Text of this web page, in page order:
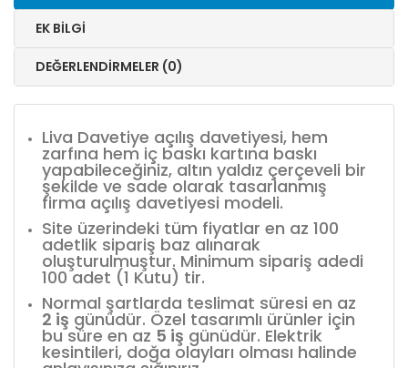
EK BILGI
DEĞERLENDIRMELER (0)
Liva Davetiye açılış davetiyesi, hem
zarfına hem iç baskı kartına baskı
yapabileceğiniz, altın yaldız çerçeveli bir
şekilde ve sade olarak tasarlanmış
firma açılış davetiyesi modeli.
Site üzerindeki tüm fiyatlar en az 100
adetlik sipariş baz alınarak
oluşturulmuştur. Minimum sipariş adedi
100 adet (1 Kutu) tir.
Normal şartlarda teslimat süresi en az
2 iş günüdür. Özel tasarımlı ürünler için
bu süre en az 5 iş günüdür. Elektrik
kesintileri, doğa olayları olması halinde